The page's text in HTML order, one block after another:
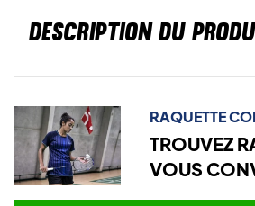
DESCRIPTION DU
RAQUETTE
TROUVEZ
VOUS